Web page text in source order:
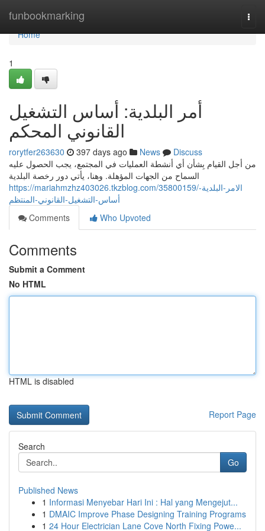
funbookmarking
Home
Home
1
أمر البلدية: أساس التشغيل
القانوني المحكم
rorytfer263630 397 days ago News
Discuss
من أجل القيام بِشأن أي أنشطة العمليات في المجتمع، يجب الحصول عليه
السماح من الجهات المؤهلة. وهنا، يأتي دور رخصة البلدية
https://mariahmzhz403026.tkzblog.com/35800159/الامر-البلدية-
أساس-التشغيل-القانوني-المنتظم
Comments
Who Upvoted
Comments
Submit a Comment
No HTML
HTML is disabled
Report Page
Search
Go
Published News
1 Informasi Menyebar Hari Ini : Hal yang Mengejut...
1 DMAIC Improve Phase Designing Training Programs
1 24 Hour Electrician Lane Cove North Fixing Powe...